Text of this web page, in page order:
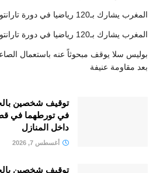
المغرب يشارك بـ120 رياضيا في دورة تارانتو 2026
المغرب يشارك بـ120 رياضيا في دورة تارانتو 2026
بوليس سلا يوقف مبحوثاً عنه باستعمال
بعد مقاومة عنيفة
توقيف شخصين
في تورطهما في
داخل المنازل
أغسطس 7, 2026
توقيف شخصين